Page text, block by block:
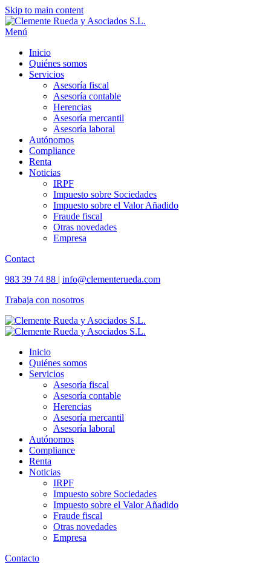
Skip to main content
Menú
Inicio
Quiénes somos
Servicios
Asesoría fiscal
Asesoría contable
Herencias
Asesoría mercantil
Asesoría laboral
Autónomos
Compliance
Renta
Noticias
IRPF
Impuesto sobre Sociedades
Impuesto sobre el Valor Añadido
Fraude fiscal
Otras novedades
Empresa
Contact
983 39 74 88 | info@clementerueda.com
Trabaja con nosotros
Inicio
Quiénes somos
Servicios
Asesoría fiscal
Asesoría contable
Herencias
Asesoría mercantil
Asesoría laboral
Autónomos
Compliance
Renta
Noticias
IRPF
Impuesto sobre Sociedades
Impuesto sobre el Valor Añadido
Fraude fiscal
Otras novedades
Empresa
Contacto